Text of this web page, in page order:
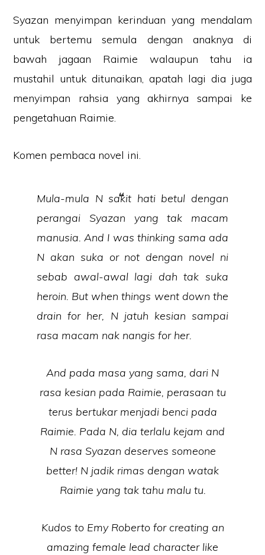
Syazan menyimpan kerinduan yang mendalam
untuk bertemu semula dengan anaknya di
bawah jagaan Raimie walaupun tahu ia
mustahil untuk ditunaikan, apatah lagi dia juga
menyimpan rahsia yang akhirnya sampai ke
pengetahuan Raimie.
Komen pembaca novel ini.
Mula-mula N sakit hati betul dengan
perangai Syazan yang tak macam
manusia. And I was thinking sama ada
N akan suka or not dengan novel ni
sebab awal-awal lagi dah tak suka
heroin. But when things went down the
drain for her, N jatuh kesian sampai
rasa macam nak nangis for her.
And pada masa yang sama, dari N
rasa kesian pada Raimie, perasaan tu
terus bertukar menjadi benci pada
Raimie. Pada N, dia terlalu kejam and
N rasa Syazan deserves someone
better! N jadik rimas dengan watak
Raimie yang tak tahu malu tu.
Kudos to Emy Roberto for creating an
amazing female lead character like